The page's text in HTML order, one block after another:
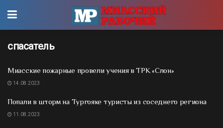
спасатель
Миасские пожарные провели учения в ТРК «Слон»
14.08.2023
Попали в шторм на Тургояке туристы из соседнего региона
11.08.2023